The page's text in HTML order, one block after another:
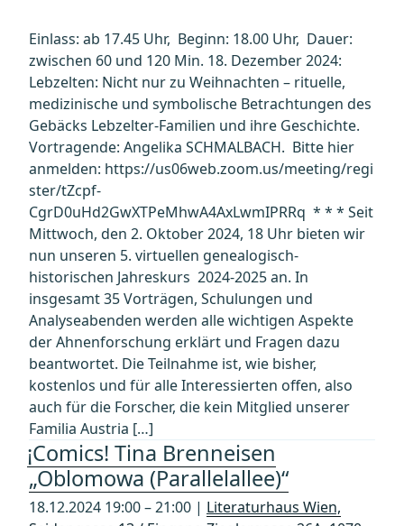
Einlass: ab 17.45 Uhr, Beginn: 18.00 Uhr, Dauer:
zwischen 60 und 120 Min. 18. Dezember 2024:
Lebzelten: Nicht nur zu Weihnachten – rituelle,
medizinische und symbolische Betrachtungen des
Gebäcks Lebzelter-Familien und ihre Geschichte.
Vortragende: Angelika SCHMALBACH. Bitte hier
anmelden: https://us06web.zoom.us/meeting/regi
ster/tZcpf-
CgrD0uHd2GwXTPeMhwA4AxLwmIPRRq * * * Seit
Mittwoch, den 2. Oktober 2024, 18 Uhr bieten wir
nun unseren 5. virtuellen genealogisch-
historischen Jahreskurs 2024-2025 an. In
insgesamt 35 Vorträgen, Schulungen und
Analyseabenden werden alle wichtigen Aspekte
der Ahnenforschung erklärt und Fragen dazu
beantwortet. Die Teilnahme ist, wie bisher,
kostenlos und für alle Interessierten offen, also
auch für die Forscher, die kein Mitglied unserer
Familia Austria […]
¡Comics! Tina Brenneisen
„Oblomowa (Parallelallee)“
18.12.2024 19:00 – 21:00 | Literaturhaus Wien,